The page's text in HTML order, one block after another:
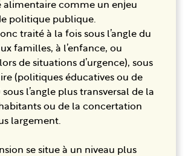
alimentaire comme un enjeu
politique publique.
traité à la fois sous l’angle du
familles, à l’enfance, ou
de situations d’urgence), sous
(politiques éducatives ou de
sous l’angle plus transversal de la
ou de la concertation
largement.
se situe à un niveau plus